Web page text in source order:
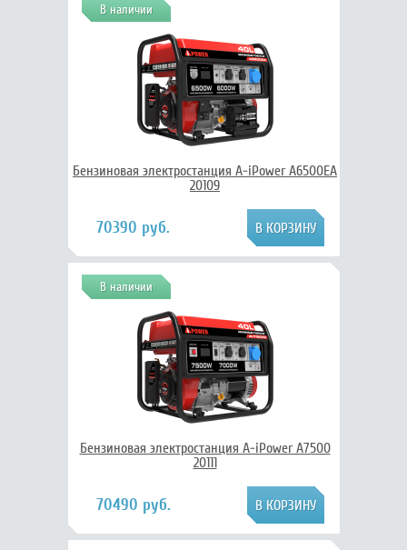
В наличии
Бензиновая электростанция A-iPower A6500EA
20109
70390 руб.
В наличии
Бензиновая электростанция A-iPower A7500
20111
70490 руб.